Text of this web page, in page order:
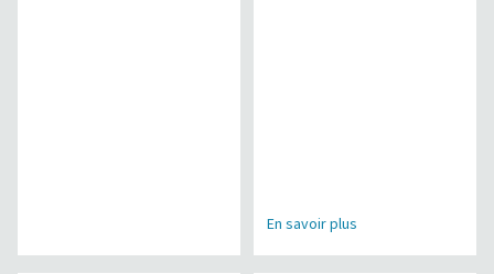
En savoir plus